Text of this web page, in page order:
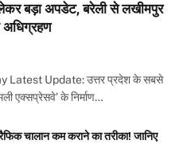
बड़ा अपडेट, बरेली से लखीमपुर
अधिग्रहण
Update: उत्तर प्रदेश के सबसे
एक्सप्रेसवे’ के निर्माण…
चालान कम कराने का तरीका! जानिए